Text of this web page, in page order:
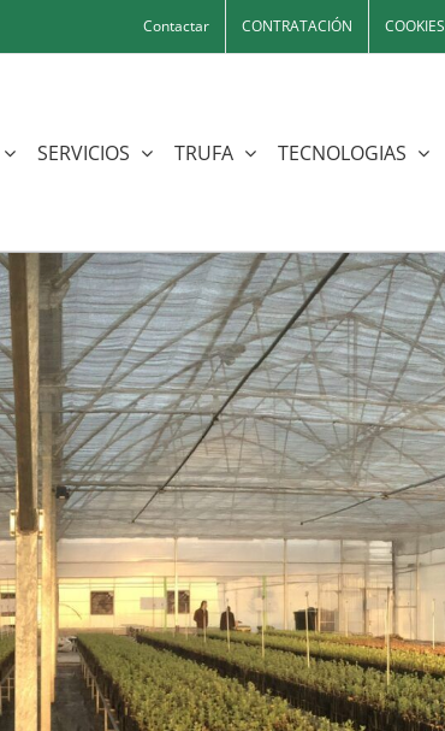
Contactar CONTRATACIÓN COOKIES
SERVICIOS TRUFA TECNOLOGIAS